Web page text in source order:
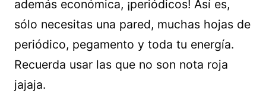
además económica, ¡periódicos! Así es,
sólo necesitas una pared, muchas hojas de
periódico, pegamento y toda tu energía.
Recuerda usar las que no son nota roja
jajaja.